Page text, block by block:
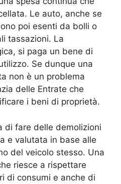
Le auto, anche se
poi esenti da bolli o
tassazioni. La
si paga un bene di
Se dunque una
non è un problema
delle Entrate che
i beni di proprietà.
di fare delle demolizioni
e valutata in base alle
del veicolo stesso. Una
riesce a rispettare
di consumi e anche di